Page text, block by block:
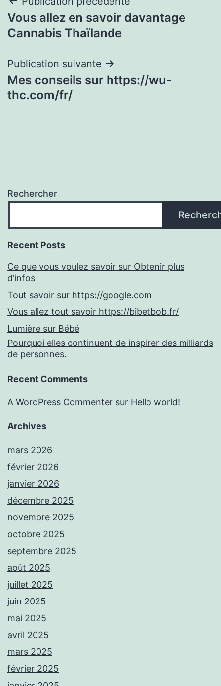
de
Vous allez en savoir davantage
Cannabis Thaïlande
Publication suivante
Mes conseils sur https://wu-
thc.com/fr/
Rechercher
Recent Posts
Ce que vous voulez savoir sur Obtenir plus
d’infos
Tout savoir sur https://google.com
Vous allez tout savoir https://bibetbob.fr/
Lumière sur Bébé
Pourquoi elles continuent de inspirer des milliards
de personnes.
Recent Comments
A WordPress Commenter sur Hello world!
Archives
mars 2026
février 2026
janvier 2026
décembre 2025
novembre 2025
octobre 2025
septembre 2025
août 2025
juillet 2025
juin 2025
mai 2025
avril 2025
mars 2025
février 2025